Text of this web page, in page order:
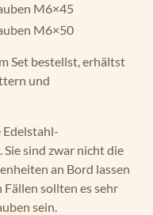
M6×45
M6×50
Set bestellst, erhältst
und
sind zwar nicht die
an Bord lassen
Fällen sollten es sehr
sein.